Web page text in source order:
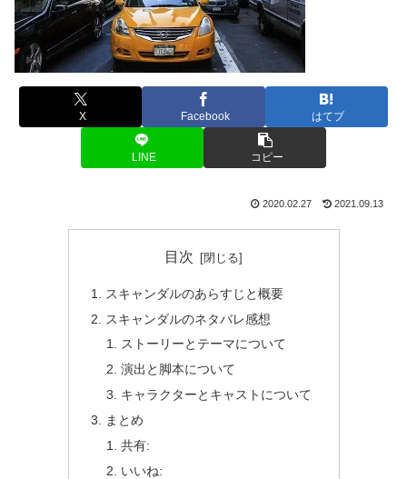
X Facebook はてブ
LINE コピー
2020.02.27 2021.09.13
目次
スキャンダルのあらすじと概要
スキャンダルのネタバレ感想
ストーリーとテーマについて
演出と脚本について
キャラクターとキャストについて
まとめ
共有:
いいね: